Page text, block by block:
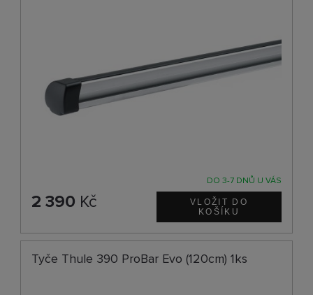
DO 3-7 DNŮ U VÁS
2 390 Kč
Tyče Thule 390 ProBar Evo (120cm) 1ks